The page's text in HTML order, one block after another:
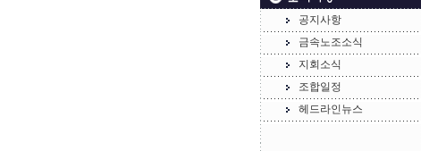
공지사항
금속노조소식
지회소식
조합일정
헤드라인뉴스